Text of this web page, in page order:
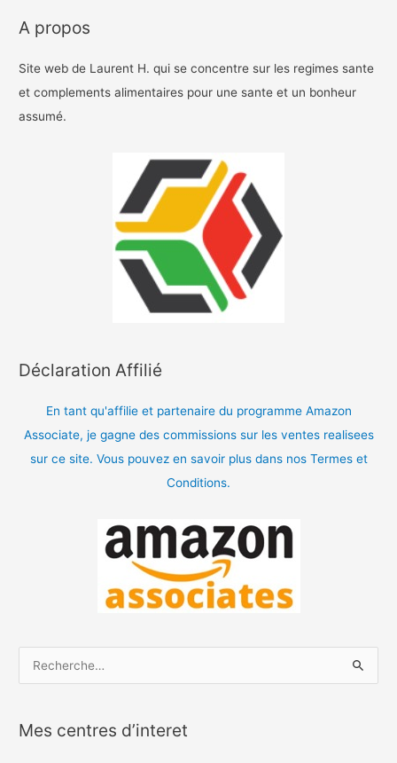
A propos
Site web de Laurent H. qui se concentre sur les regimes sante
et complements alimentaires pour une sante et un bonheur
assumé.
Déclaration Affilié
En tant qu'affilie et partenaire du programme Amazon
Associate, je gagne des commissions sur les ventes realisees
sur ce site. Vous pouvez en savoir plus dans nos Termes et
Conditions.
h
Mes centres d’interet